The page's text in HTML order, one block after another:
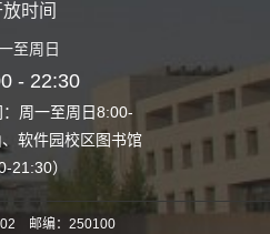
时间
至周日
- 22:30
周一至周日8:00-
软件园校区图书馆
21:30）
人工服务时间
22:00（兴隆山
邮编：250100